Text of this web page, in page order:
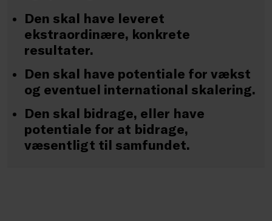
Den skal have leveret
ekstraordinære, konkrete
resultater.
Den skal have potentiale for vækst
og eventuel international skalering.
Den skal bidrage, eller have
potentiale for at bidrage,
væsentligt til samfundet.